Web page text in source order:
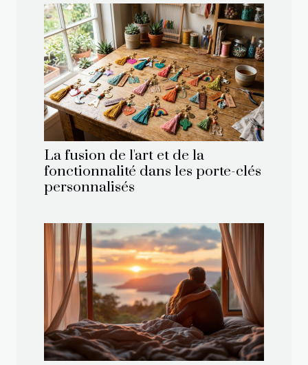
La fusion de l'art et de la
fonctionnalité dans les porte-clés
personnalisés